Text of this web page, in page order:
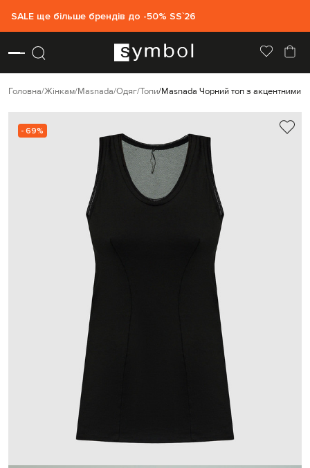
SALE ще більше брендів до -50% SS`26
Головна Жінкам Masnada Одяг Топи Masnada Чорний топ з акцентними
- 69%